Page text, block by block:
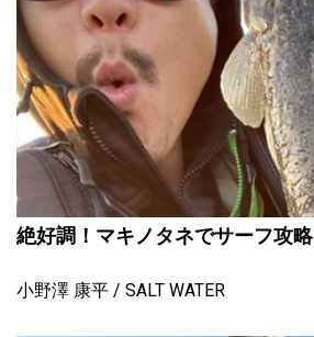
絶好調！マキノタネでサーフ攻略
小野澤 康平 SALT WATER